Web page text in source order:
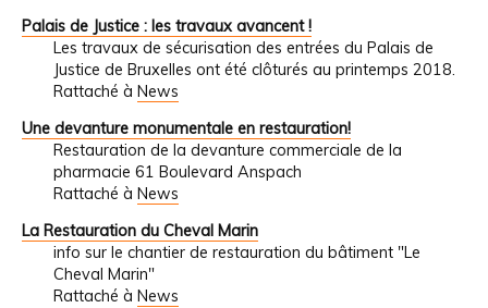
Palais de Justice : les travaux avancent !
Les travaux de sécurisation des entrées du Palais de
Justice de Bruxelles ont été clôturés au printemps 2018.
Rattaché à News
Une devanture monumentale en restauration!
Restauration de la devanture commerciale de la
pharmacie 61 Boulevard Anspach
Rattaché à News
La Restauration du Cheval Marin
info sur le chantier de restauration du bâtiment "Le
Cheval Marin"
Rattaché à News